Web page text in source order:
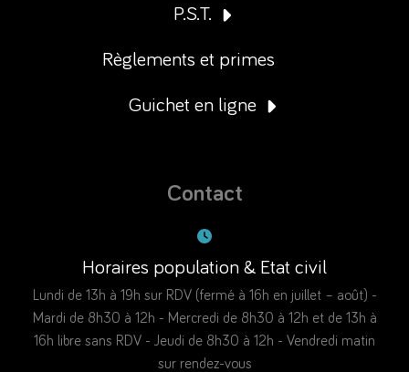
P.S.T.
Règlements et primes
Guichet en ligne
Contact
Horaires population & Etat civil
Lundi de 13h à 19h sur RDV (fermé à 16h en juillet – août) -
Mardi de 8h30 à 12h - Mercredi de 8h30 à 12h et de 13h à
16h libre sans RDV - Jeudi de 8h30 à 12h - Vendredi matin
sur rendez-vous